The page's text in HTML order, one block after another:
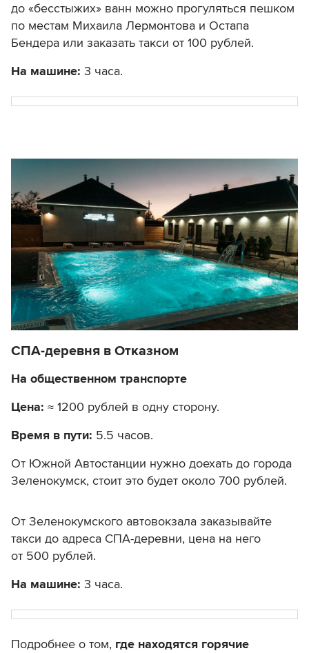
до «бесстыжих» ванн можно прогуляться пешком
по местам Михаила Лермонтова и Остапа
Бендера или заказать такси от 100 рублей.
На машине: 3 часа.
СПА-деревня в Отказном
На общественном транспорте
Цена: ≈ 1200 рублей в одну сторону.
Время в пути: 5.5 часов.
От Южной Автостанции нужно доехать до города
Зеленокумск, стоит это будет около 700 рублей.
От Зеленокумского автовокзала заказывайте
такси до адреса СПА-деревни, цена на него
от 500 рублей.
На машине: 3 часа.
Подробнее о том, где находятся горячие